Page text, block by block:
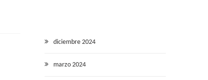
diciembre 2024
marzo 2024